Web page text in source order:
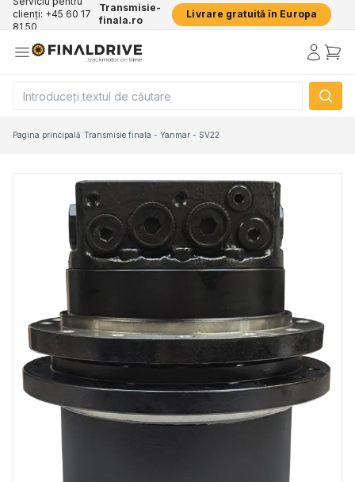
clienți: +45 60 17
81 50
Transmisie-
finala.ro
Livrare gratuită în Europa
Pagina principală/Transmisie finala - Yanmar - SV22